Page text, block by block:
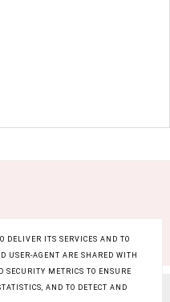
DELIVER ITS SERVICES AND TO
USER-AGENT ARE SHARED WITH
SECURITY METRICS TO ENSURE
AND TO DETECT AND